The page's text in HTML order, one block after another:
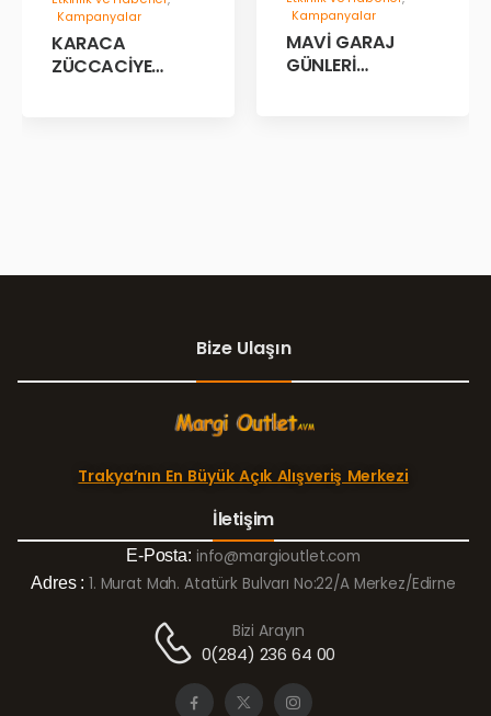
Kampanyalar
KARACA
ZÜCCACİYE
Kampanyalar
MAVİ GARAJ
GÜNLERİ
Bize Ulaşın
Trakya’nın En Büyük Açık Alışveriş Merkezi
İletişim
E-Posta: info@margioutlet.com
Adres : 1. Murat Mah. Atatürk Bulvarı No:22/A Merkez/Edirne
Bizi Arayın
0(284) 236 64 00